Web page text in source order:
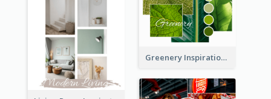
Greenery Inspiration Mood Board